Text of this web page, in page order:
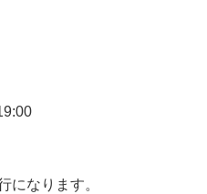
になります。